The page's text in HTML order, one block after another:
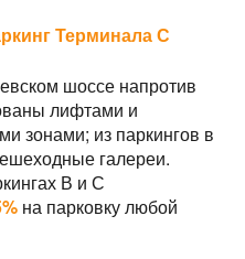
Терминала С
шоссе напротив
лифтами и
зонами; из паркингов в
галереи.
В и С
на парковку любой